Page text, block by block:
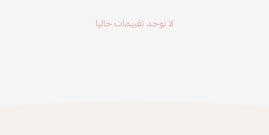
لا توجد تقييمات حاليا